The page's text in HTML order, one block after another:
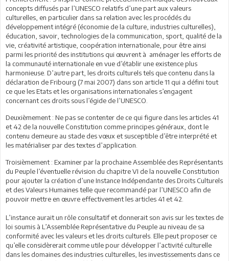
concepts diffusés par l’UNESCO relatifs d’une part aux valeurs
culturelles, en particulier dans sa relation avec les procédés du
développement intégré (économie de la culture, industries culturelles),
éducation, savoir, technologies de la communication, sport, qualité de la
vie, créativité artistique, coopération internationale, pour être ainsi
parmi les priorité des institutions qui œuvrent à aménager les efforts de
la communauté internationale en vue d’établir une existence plus
harmonieuse. D’autre part, les droits culturels tels que contenu dans la
déclaration de Fribourg (7 mai 2007) dans son article 11 qui a défini tout
ce que les Etats et les organisations internationales s’engagent
concernant ces droits sous l’égide de l’UNESCO.
Deuxièmement : Ne pas se contenter de ce qui figure dans les articles 41
et 42 de la nouvelle Constitution comme principes généraux, dont le
contenu demeure au stade des vœux et susceptible d’être interprété et
les matérialiser par des textes d’application.
Troisièmement : Examiner par la prochaine Assemblée des Représentants
du Peuple l’éventuelle révision du chapitre VI de la nouvelle Constitution
pour ajouter la création d’une Instance Indépendante des Droits Culturels
et des Valeurs Humaines telle que recommandé par l’UNESCO afin de
pouvoir mettre en œuvre effectivement les articles 41 et 42.
L’instance aurait un rôle consultatif et donnerait son avis sur les textes de
loi soumis à L’Assemblée Représentative du Peuple au niveau de sa
conformité avec les valeurs et les droits culturels. Elle peut proposer ce
qu’elle considèrerait comme utile pour développer l’activité culturelle
dans les domaines des industries culturelles, les investissements dans ce